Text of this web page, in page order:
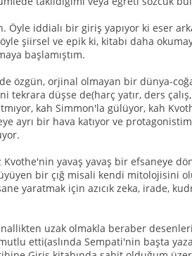
Öyle iddialı bir giriş yapıyor ki eser
şiirsel ve epik ki, kitabı daha
başlamıştım.
özgün, orjinal olmayan bir dünya-
düşse de(harç yatır, ders
kah Simmon'la gülüyor, kah
ayrı bir hava katıyor ve
Kvothe'nin yavaş yavaş bir efsaneye
bir çığ misali kendi mitolojisini
yaratmak için azıcık zeka, irade,
uzak olmakla beraber
etti(aslında Sempati'nin başta